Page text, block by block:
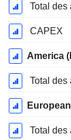
Total des
CAPEX
America
Total des
Total des